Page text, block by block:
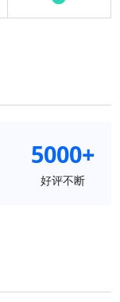
5000+
好评不断